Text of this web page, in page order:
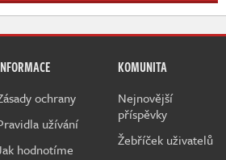
ochrany
užívání
hodnotíme
KOMUNITA
Nejnovější
příspěvky
Žebříček uživatelů